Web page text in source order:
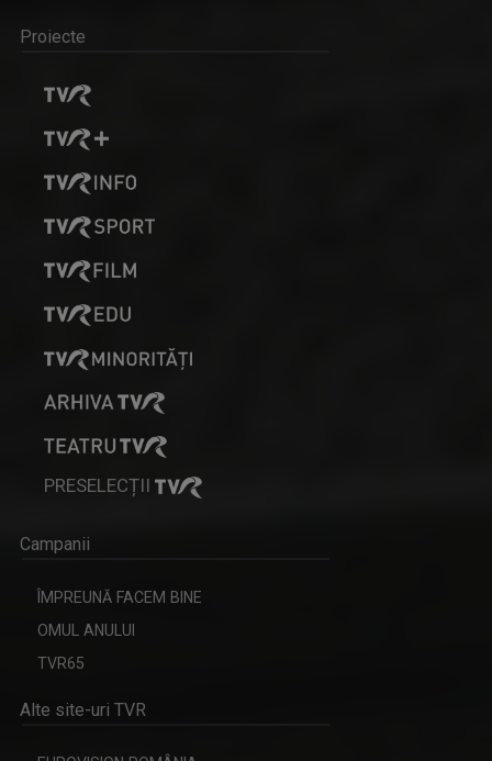
Proiecte
PRESELECȚII
Campanii
ÎMPREUNĂ FACEM BINE
OMUL ANULUI
TVR65
Alte site-uri TVR